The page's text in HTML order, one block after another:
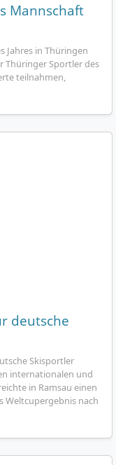
Mannschaft
Jahres in Thüringen
Thüringer Sportler des
teilnahmen,
deutsche
Skisportler
internationalen und
in Ramsau einen
Weltcupergebnis nach